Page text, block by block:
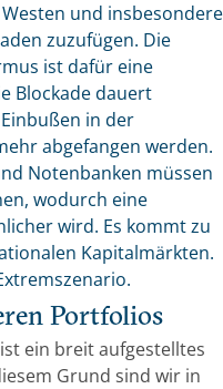
und insbesondere
zuzufügen. Die
ist dafür eine
Blockade dauert
in der
abgefangen werden.
Notenbanken müssen
wodurch eine
wird. Es kommt zu
Kapitalmärkten.
Portfolios
ein breit aufgestelltes
Grund sind wir in